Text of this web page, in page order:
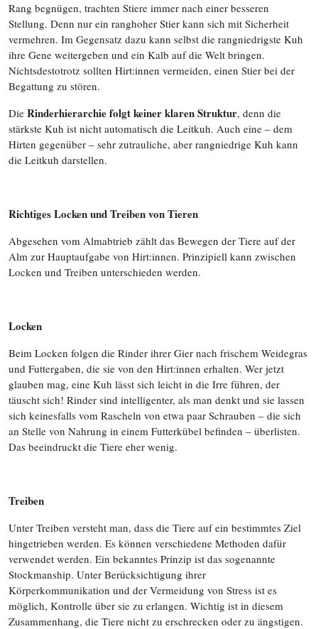
Rang begnügen, trachten Stiere immer nach einer besseren
Stellung. Denn nur ein ranghoher Stier kann sich mit Sicherheit
vermehren. Im Gegensatz dazu kann selbst die rangniedrigste Kuh
ihre Gene weitergeben und ein Kalb auf die Welt bringen.
Nichtsdestotrotz sollten Hirt:innen vermeiden, einen Stier bei der
Begattung zu stören.
Die Rinderhierarchie folgt keiner klaren Struktur, denn die
stärkste Kuh ist nicht automatisch die Leitkuh. Auch eine – dem
Hirten gegenüber – sehr zutrauliche, aber rangniedrige Kuh kann
die Leitkuh darstellen.
Richtiges Locken und Treiben von Tieren
Abgesehen vom Almabtrieb zählt das Bewegen der Tiere auf der
Alm zur Hauptaufgabe von Hirt:innen. Prinzipiell kann zwischen
Locken und Treiben unterschieden werden.
Locken
Beim Locken folgen die Rinder ihrer Gier nach frischem Weidegras
und Futtergaben, die sie von den Hirt:innen erhalten. Wer jetzt
glauben mag, eine Kuh lässt sich leicht in die Irre führen, der
täuscht sich! Rinder sind intelligenter, als man denkt und sie lassen
sich keinesfalls vom Rascheln von etwa paar Schrauben – die sich
an Stelle von Nahrung in einem Futterkübel befinden – überlisten.
Das beeindruckt die Tiere eher wenig.
Treiben
Unter Treiben versteht man, dass die Tiere auf ein bestimmtes Ziel
hingetrieben werden. Es können verschiedene Methoden dafür
verwendet werden. Ein bekanntes Prinzip ist das sogenannte
Stockmanship. Unter Berücksichtigung ihrer
Körperkommunikation und der Vermeidung von Stress ist es
möglich, Kontrolle über sie zu erlangen. Wichtig ist in diesem
Zusammenhang, die Tiere nicht zu erschrecken oder zu ängstigen.